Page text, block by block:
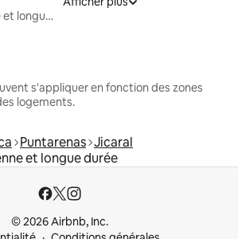
Locations moyenne et longue durée
s'appliquer en fonction des zones
logements.
Puntarenas Jicaral
et longue durée
© 2026 Airbnb, Inc.